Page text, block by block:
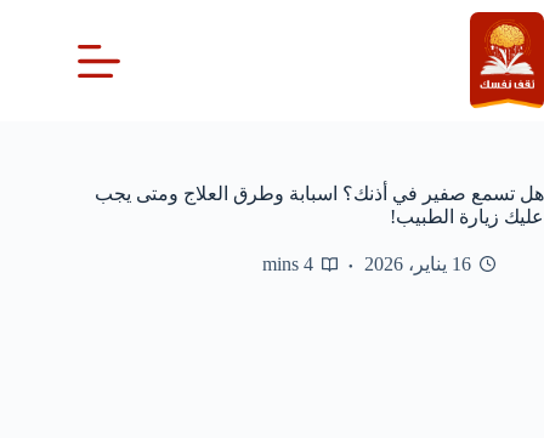
التجاوز
إلى
المحتوى
هل تسمع صفير في أذنك؟ اسبابة وطرق العلاج ومتى يجب
عليك زيارة الطبيب!
16 يناير، 2026 4 mins